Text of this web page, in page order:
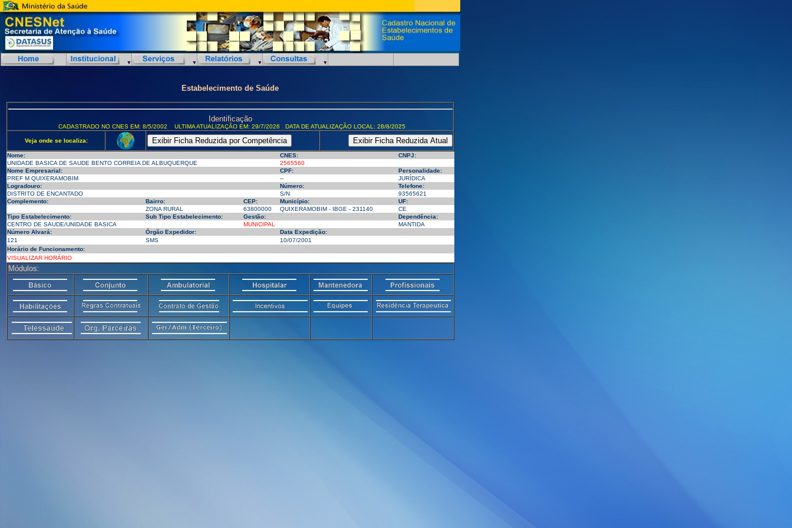
Estabelecimento de Saúde
Identificação
CADASTRADO NO CNES EM: 8/5/2002 ULTIMA ATUALIZAÇÃO EM: 29/7/2026 DATA DE ATUALIZAÇÃO LOCAL: 28/8/2025
Veja onde se localiza:
Nome: CNES:
CNPJ:
UNIDADE BASICA DE SAUDE BENTO CORREIA DE ALBUQUERQUE
2565560
Nome Empresarial:
CPF:
Personalidade:
PREF M QUIXERAMOBIM
--
JURÍDICA
Logradouro:
Número:
Telefone:
DISTRITO DE ENCANTADO
S/N
93565621
Complemento:
Bairro: CEP: Município:
UF:
ZONA RURAL
63800000 QUIXERAMOBIM - IBGE - 231140
CE
Tipo Estabelecimento:
Sub Tipo Estabelecimento: Gestão:
Dependência:
CENTRO DE SAUDE/UNIDADE BASICA
MUNICIPAL
MANTIDA
Número Alvará:
Órgão Expedidor:
Data Expedição:
121
SMS
10/07/2001
Horário de Funcionamento:
VISUALIZAR HORÁRIO
Módulos: